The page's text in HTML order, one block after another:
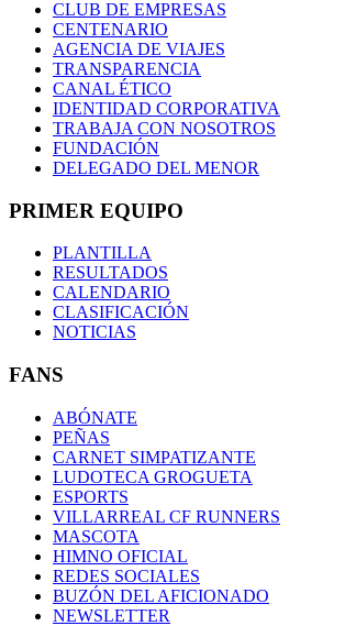
CLUB DE EMPRESAS
CENTENARIO
AGENCIA DE VIAJES
TRANSPARENCIA
CANAL ÉTICO
IDENTIDAD CORPORATIVA
TRABAJA CON NOSOTROS
FUNDACIÓN
DELEGADO DEL MENOR
PRIMER EQUIPO
PLANTILLA
RESULTADOS
CALENDARIO
CLASIFICACIÓN
NOTICIAS
FANS
ABÓNATE
PEÑAS
CARNET SIMPATIZANTE
LUDOTECA GROGUETA
ESPORTS
VILLARREAL CF RUNNERS
MASCOTA
HIMNO OFICIAL
REDES SOCIALES
BUZÓN DEL AFICIONADO
NEWSLETTER